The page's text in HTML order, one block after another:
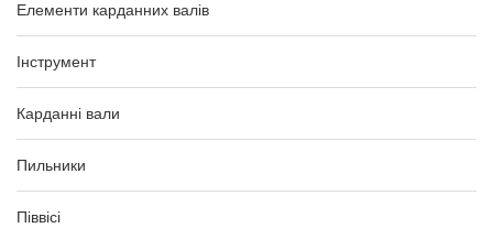
Елементи карданних валів
Інструмент
Карданні вали
Пильники
Піввісі